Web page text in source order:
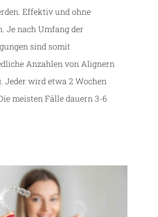
Effektiv und ohne
Je nach Umfang der
sind somit
Anzahlen von Alignern
Jeder wird etwa 2 Wochen
meisten Fälle dauern 3-6